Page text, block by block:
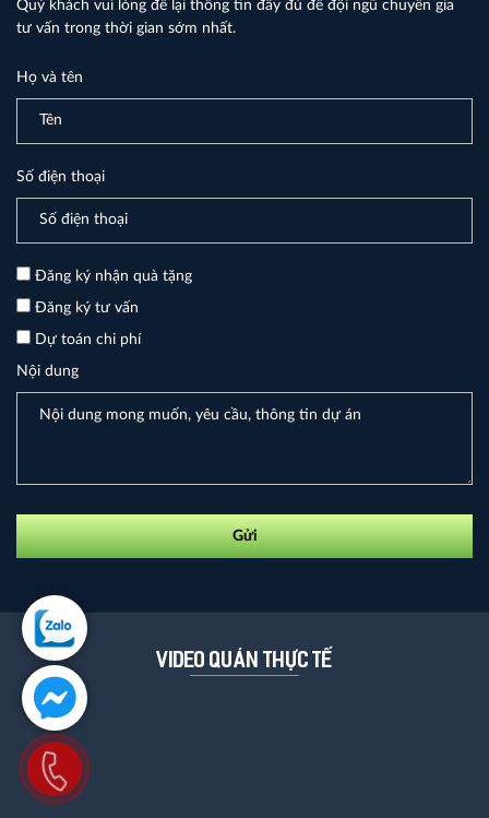
Quý khách vui lòng để lại thông tin đầy đủ để đội ngũ chuyên gia
tư vấn trong thời gian sớm nhất.
Họ và tên
Số điện thoại
Đăng ký nhận quà tặng
Đăng ký tư vấn
Dự toán chi phí
Nội dung
Gửi
video quán thực tế